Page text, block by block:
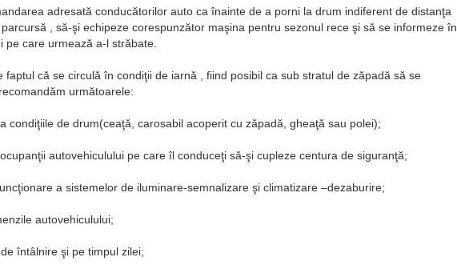
adresată conducătorilor auto ca înainte de a porni la drum indiferent de distanţa
, să-şi echipeze corespunzător maşina pentru sezonul rece şi să se informeze în
pe care urmează a-l străbate.
faptul că se circulă în condiţii de iarnă , fiind posibil ca sub stratul de zăpadă să se
următoarele:
condiţiile de drum(ceaţă, carosabil acoperit cu zăpadă, gheaţă sau polei);
autovehiculului pe care îl conduceţi să-şi cupleze centura de siguranţă;
a sistemelor de iluminare-semnalizare şi climatizare –dezaburire;
autovehiculului;
întâlnire şi pe timpul zilei;